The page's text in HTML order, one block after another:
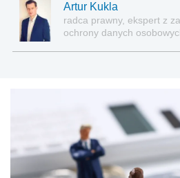
Artur Kukla
radca prawny, ekspert z
ochrony danych